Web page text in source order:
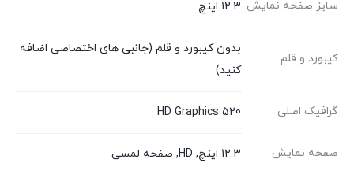
سایز صفحه نمایش 12.3 اینچ
کیبورد و قلم
بدون کیبورد و قلم (جانبی های اختصاصی اضافه
کنید)
گرافیک اصلی HD Graphics 520
صفحه نمایش 12.3 اینچ, HD, صفحه لمسی